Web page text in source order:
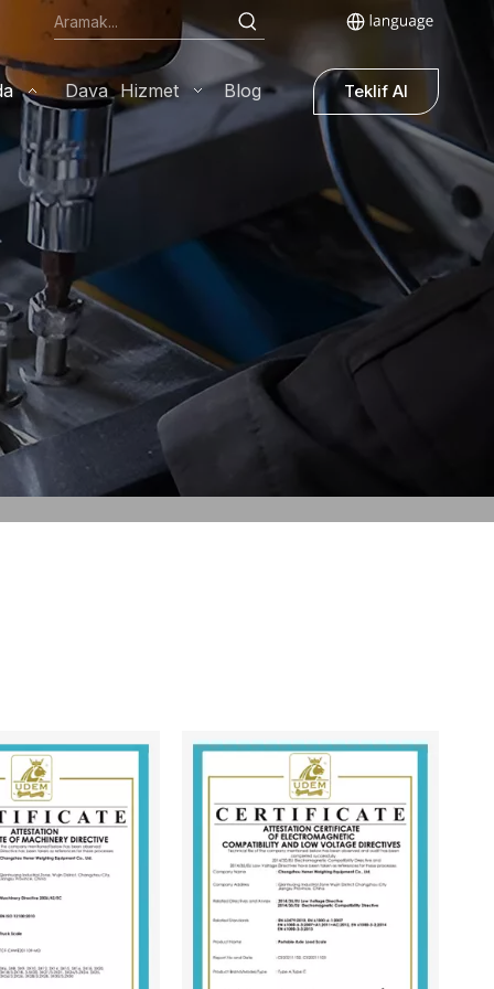
Dava Hizmet Blog Teklif Al